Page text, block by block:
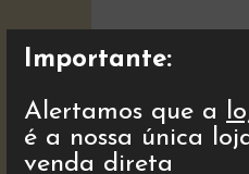
Importante:
Alertamos que a
é a nossa única
venda direta